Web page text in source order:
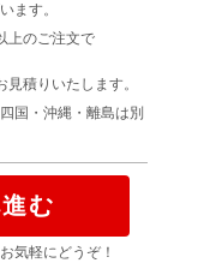
ます。
上のご注文で
積りいたします。
国・沖縄・離島は別
む
気軽にどうぞ！